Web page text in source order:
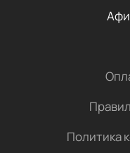
Политика